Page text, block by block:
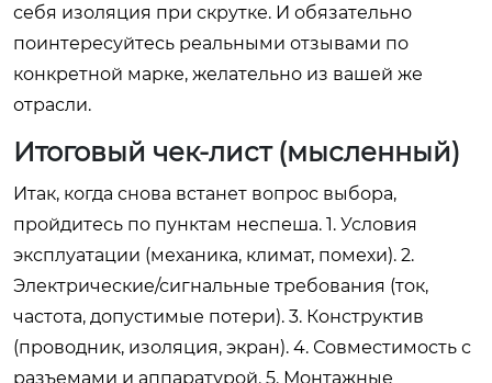
себя изоляция при скрутке. И обязательно
поинтересуйтесь реальными отзывами по
конкретной марке, желательно из вашей же
отрасли.
Итоговый чек-лист (мысленный)
Итак, когда снова встанет вопрос выбора,
пройдитесь по пунктам неспеша. 1. Условия
эксплуатации (механика, климат, помехи). 2.
Электрические/сигнальные требования (ток,
частота, допустимые потери). 3. Конструктив
(проводник, изоляция, экран). 4. Совместимость с
разъемами и аппаратурой. 5. Монтажные